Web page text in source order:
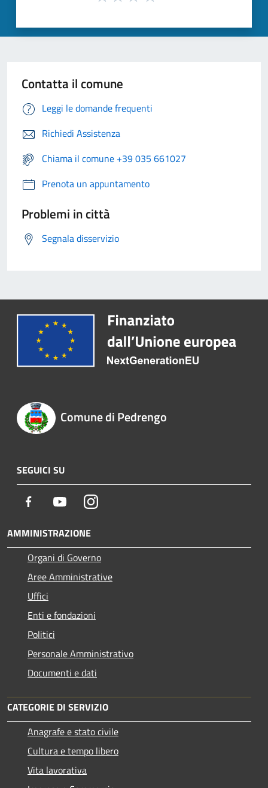
Contatta il comune
Leggi le domande frequenti
Richiedi Assistenza
Chiama il comune +39 035 661027
Prenota un appuntamento
Problemi in città
Segnala disservizio
Comune di Pedrengo
SEGUICI SU
Facebook YoutubeInstagram
AMMINISTRAZIONE
Organi di Governo
Aree Amministrative
Uffici
Enti e fondazioni
Politici
Personale Amministrativo
Documenti e dati
CATEGORIE DI SERVIZIO
Anagrafe e stato civile
Cultura e tempo libero
Vita lavorativa